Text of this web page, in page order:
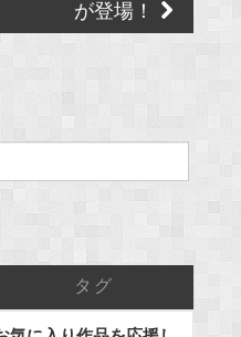
が登場！
タグ